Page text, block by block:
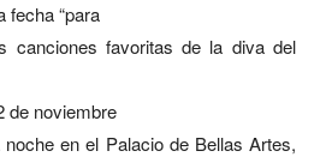
fecha “para
canciones favoritas de la diva del
de noviembre
en el Palacio de Bellas Artes,